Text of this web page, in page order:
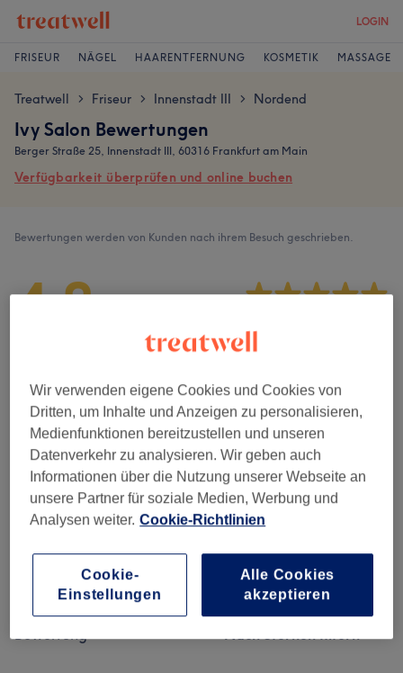
LOGIN
FRISEUR NÄGEL HAARENTFERNUNG KOSMETIK MASSAGE
Treatwell > Friseur > Innenstadt III > Nordend
Ivy Salon Bewertungen
Berger Straße 25, Innenstadt III, 60316 Frankfurt am Main
Verfügbarkeit überprüfen und online buchen
Bewertungen werden von Kunden nach ihrem Besuch geschrieben.
4,8
Sauberkeit
Service
Bewertungen filtern
Behandlung Alle Bewertungen
Bewertung Nach Sternen filtern
Wir verwenden eigene Cookies und Cookies von
Dritten, um Inhalte und Anzeigen zu personalisieren,
Medienfunktionen bereitzustellen und unseren
Datenverkehr zu analysieren. Wir geben auch
Informationen über die Nutzung unserer Webseite an
unsere Partner für soziale Medien, Werbung und
Analysen weiter. Cookie-Richtlinien
Cookie-
Einstellungen
Alle Cookies
akzeptieren